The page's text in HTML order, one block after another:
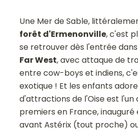
Une Mer de Sable,
forêt d'Ermenonville, c'est
se retrouver dès l'entrée
Far West, avec attaque de
entre cow-boys et indiens,
exotique ! Et les enfants
d'attractions de l'Oise est l'un
premiers en France, inauguré
avant Astérix (tout proche)